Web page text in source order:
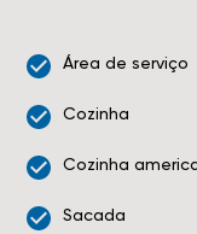
Área de serviço
Cozinha
Cozinha
Sacada